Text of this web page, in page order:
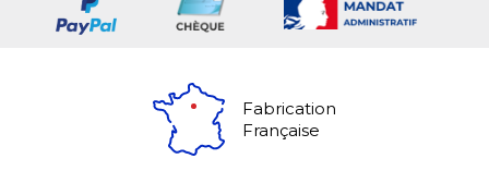
Fabrication
Française